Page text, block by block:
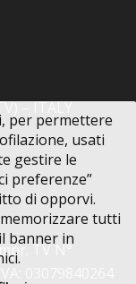
– ITALY
TV N°
03079840264
per permettere
usati
gestire le
preferenze”
di opporvi.
tutti
banner in